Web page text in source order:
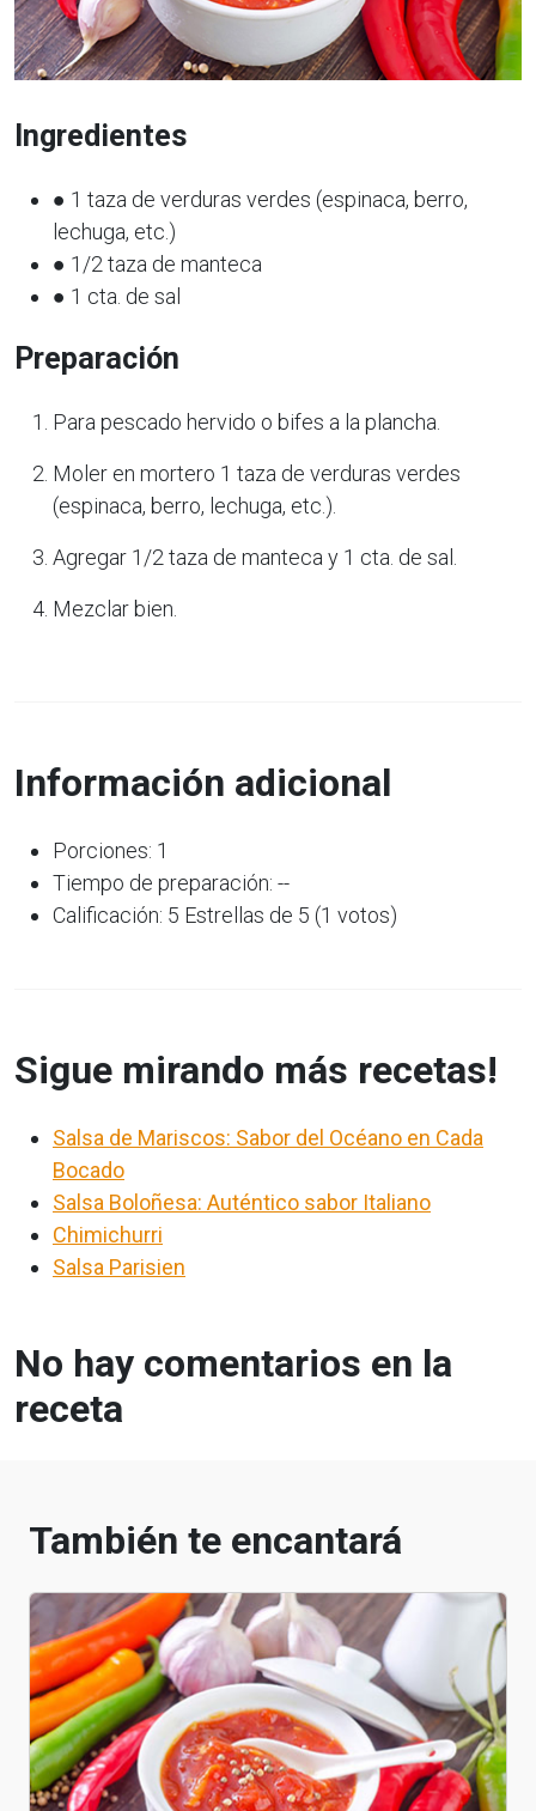
Ingredientes
● 1 taza de verduras verdes (espinaca, berro,
lechuga, etc.)
● 1/2 taza de manteca
● 1 cta. de sal
Preparación
Para pescado hervido o bifes a la plancha.
Moler en mortero 1 taza de verduras verdes
(espinaca, berro, lechuga, etc.).
Agregar 1/2 taza de manteca y 1 cta. de sal.
Mezclar bien.
Información adicional
Porciones: 1
Tiempo de preparación: --
Calificación: 5 Estrellas de 5 (1 votos)
Sigue mirando más recetas!
Salsa de Mariscos: Sabor del Océano en Cada
Bocado
Salsa Boloñesa: Auténtico sabor Italiano
Chimichurri
Salsa Parisien
No hay comentarios en la
receta
También te encantará